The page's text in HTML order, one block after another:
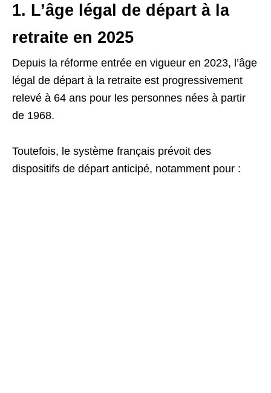
1. L’âge légal de départ à la
retraite en 2025
Depuis la réforme entrée en vigueur en 2023, l’âge
légal de départ à la retraite est progressivement
relevé à 64 ans pour les personnes nées à partir
de 1968.
Toutefois, le système français prévoit des
dispositifs de départ anticipé, notamment pour :